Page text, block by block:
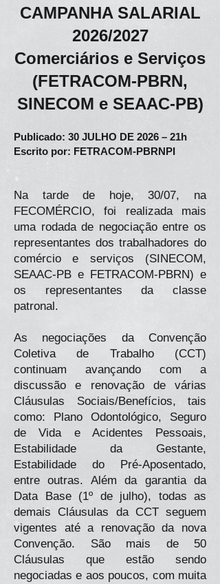
CAMPANHA SALARIAL
2026/2027
Comerciários e Serviços
(FETRACOM-PBRN,
SINECOM e SEAAC-PB)
Publicado: 30 JULHO DE 2026 – 21h
Escrito por: FETRACOM-PBRNPI
Na tarde de hoje, 30/07, na
FECOMÉRCIO, foi realizada mais
uma rodada de negociação entre os
representantes dos trabalhadores do
comércio e serviços (SINECOM,
SEAAC-PB e FETRACOM-PBRN) e
os representantes da classe
patronal.
As negociações da Convenção
Coletiva de Trabalho (CCT)
continuam avançando com a
discussão e renovação de várias
Cláusulas Sociais/Benefícios, tais
como: Plano Odontológico, Seguro
de Vida e Acidentes Pessoais,
Estabilidade da Gestante,
Estabilidade do Pré-Aposentado,
entre outras. Além da garantia da
Data Base (1º de julho), todas as
demais Cláusulas da CCT seguem
vigentes até a renovação da nova
Convenção. São mais de 50
Cláusulas que estão sendo
negociadas e aos poucos, com muita